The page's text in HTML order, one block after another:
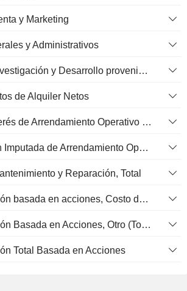
y Marketing
y Administrativos
Gastos de Investigación y Desarrollo provenientes de las Notas al Pie de Página
de Alquiler Netos
Gasto de Interés de Arrendamiento Operativo Imputado
Amortización Imputada de Arrendamiento Operativo
y Reparación, Total
Compensación basada en acciones, Costo de los bienes vendidos (Total)
Compensación Basada en Acciones, Otro (Total)
Total Basada en Acciones